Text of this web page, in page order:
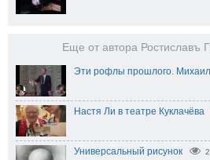
Еще от автора Ростиславъ
Эти рофлы прошлого.
Настя Ли в театре Куклачёва
Универсальный рисунок